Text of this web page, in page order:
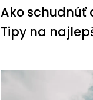
Ako schudnúť
Tipy na